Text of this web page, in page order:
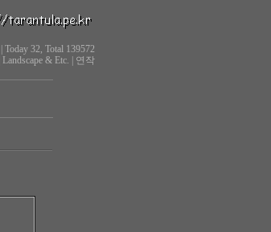
Today 32, Total 139572
Landscape & Etc. 연작